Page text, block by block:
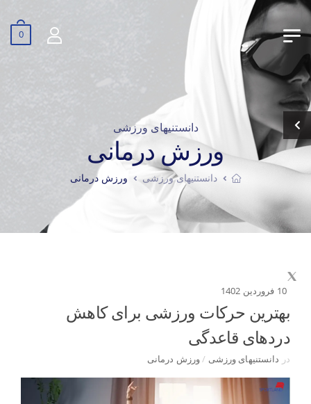
0
دانستنیهای ورزشی
ورزش درمانی
دانستنیهای ورزشی ورزش درمانی
10 فروردین 1402
بهترین حرکات ورزشی برای کاهش
دردهای قاعدگی
در دانستنیهای ورزشی /ورزش درمانی